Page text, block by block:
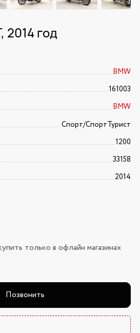
2014 год
BMW
161003
BMW
Спорт/CпортТурист
1200
33158
2014
только в офлайн магазинах
Позвонить